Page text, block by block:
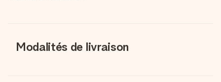
Modalités de livraison